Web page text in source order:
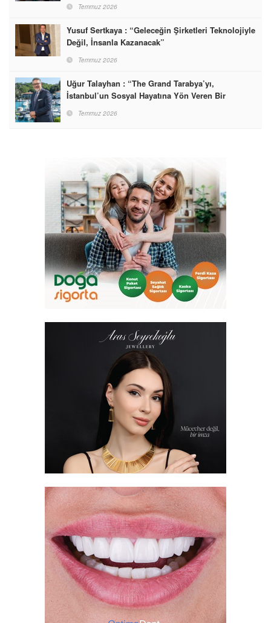
Temmuz 2026
Yusuf Sertkaya : “Geleceğin Şirketleri Teknolojiyle
Değil, İnsanla Kazanacak”
Temmuz 2026
Uğur Talayhan : “The Grand Tarabya’yı,
İstanbul’un Sosyal Hayatına Yön Veren Bir
Temmuz 2026